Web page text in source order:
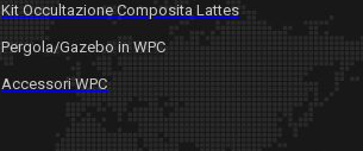
Kit Occultazione Composita Lattes
Pergola/Gazebo in WPC
Accessori WPC